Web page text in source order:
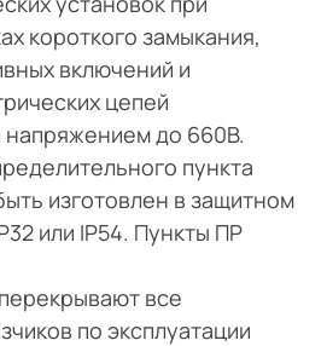
короткого замыкания,
включений и
цепей
напряжением до 660В.
пункта
изготовлен в защитном
или IP54. Пункты ПР
все
по эксплуатации